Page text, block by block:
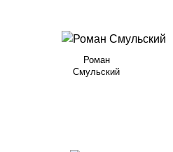
Роман
Смульский